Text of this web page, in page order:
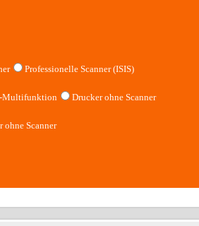
Professionelle Scanner (ISIS)
Multifunktion
Drucker ohne Scanner
ohne Scanner